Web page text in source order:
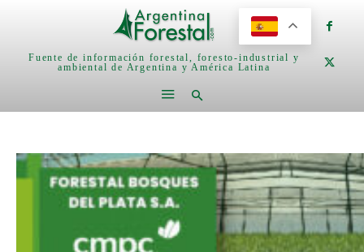
Fuente de información forestal, foresto-industrial y
ambiental de Argentina y América Latina